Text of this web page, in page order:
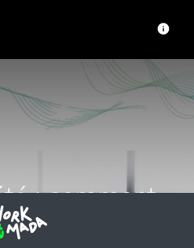
: comment
projet digital